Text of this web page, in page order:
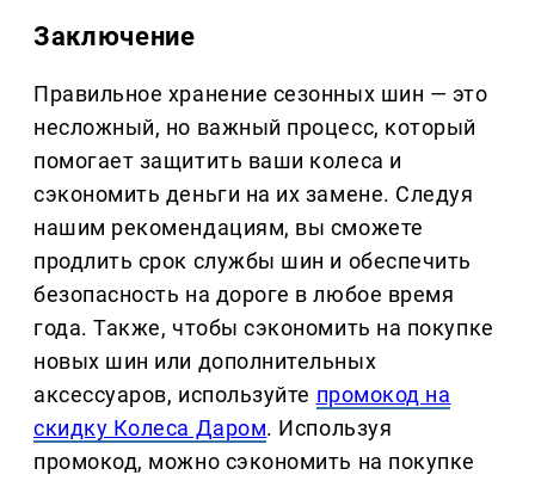
Заключение
Правильное хранение сезонных шин — это
несложный, но важный процесс, который
помогает защитить ваши колеса и
сэкономить деньги на их замене. Следуя
нашим рекомендациям, вы сможете
продлить срок службы шин и обеспечить
безопасность на дороге в любое время
года. Также, чтобы сэкономить на покупке
новых шин или дополнительных
аксессуаров, используйте промокод на
скидку Колеса Даром. Используя
промокод, можно сэкономить на покупке